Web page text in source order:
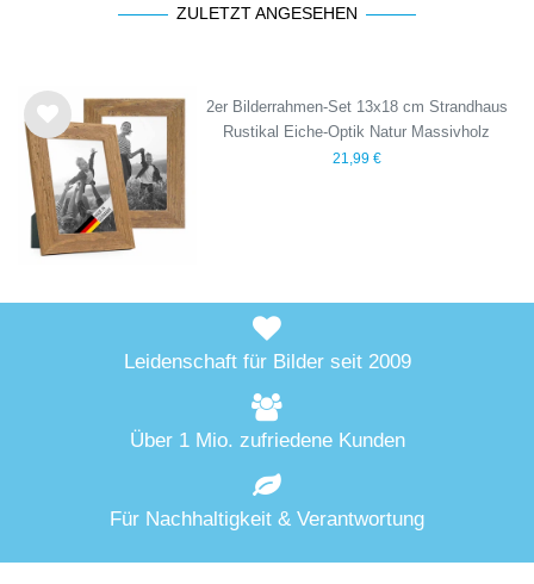
ZULETZT ANGESEHEN
Wu
nsc
hlist
e
2er Bilderrahmen-Set 13x18 cm Strandhaus
Rustikal Eiche-Optik Natur Massivholz
21,99 €
Leidenschaft für Bilder seit 2009
Über 1 Mio. zufriedene Kunden
Für Nachhaltigkeit & Verantwortung